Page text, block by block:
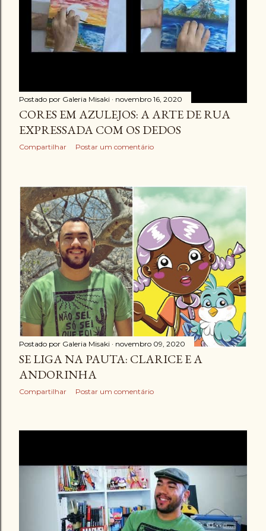
Postado por Galeria Misaki novembro 16, 2020
CORES EM AZULEJOS: A ARTE DE RUA
EXPRESSADA COM OS DEDOS
Compartilhar Postar um comentário
Postado por Galeria Misaki novembro 09, 2020
SE LIGA NA PAUTA: CLARICE E A
ANDORINHA
Compartilhar Postar um comentário